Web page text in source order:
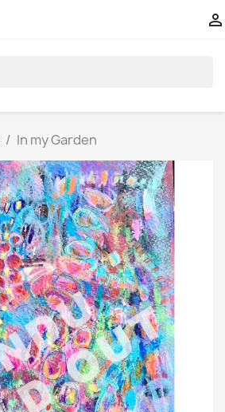

In my Garden